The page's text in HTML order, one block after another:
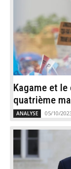
Kagame et
quatrième
ANALYSE 05/10/